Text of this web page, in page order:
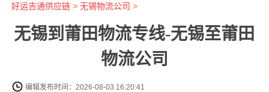
好运吉通供应链> 无锡物流公司 >
无锡到莆田物流专线-无锡至莆田
物流公司
编辑发布时间：2026-08-03 16:20:41